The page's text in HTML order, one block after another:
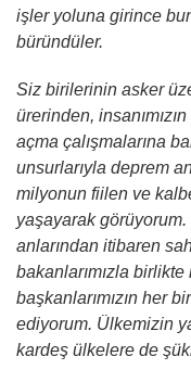
işler yoluna girince
büründüler.
Siz birilerinin asker
ürerinden,
açma çalışmalarına
unsurlarıyla deprem
milyonun fiilen ve
yaşayarak
anlarından itibaren
bakanlarımızla
başkanlarımızın her
ediyorum. Ülkemizin
kardeş ülkelere de